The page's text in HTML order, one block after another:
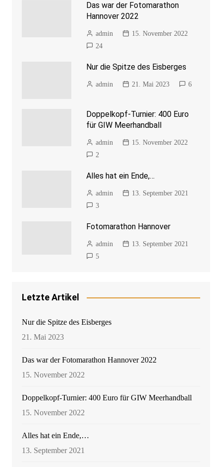
Das war der Fotomarathon
Hannover 2022
admin
15. November 2022
24
Nur die Spitze des Eisberges
admin 21. Mai 2023 6
Doppelkopf-Turnier: 400 Euro
für GIW Meerhandball
admin
15. November 2022
2
Alles hat ein Ende,…
admin
13. September 2021
3
Fotomarathon Hannover
admin
13. September 2021
5
Letzte Artikel
Nur die Spitze des Eisberges
21. Mai 2023
Das war der Fotomarathon Hannover 2022
15. November 2022
Doppelkopf-Turnier: 400 Euro für GIW Meerhandball
15. November 2022
Alles hat ein Ende,…
13. September 2021